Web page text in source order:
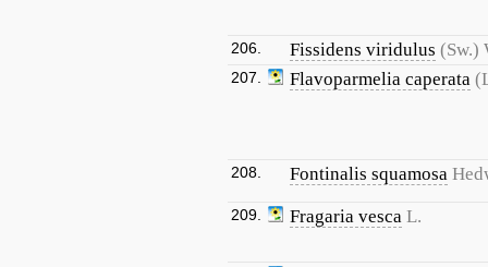
206. Fissidens viridulus (Sw.)
207. Flavoparmelia caperata
208. Fontinalis squamosa
209. Fragaria vesca L.